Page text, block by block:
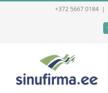
+372 5667 0184 |